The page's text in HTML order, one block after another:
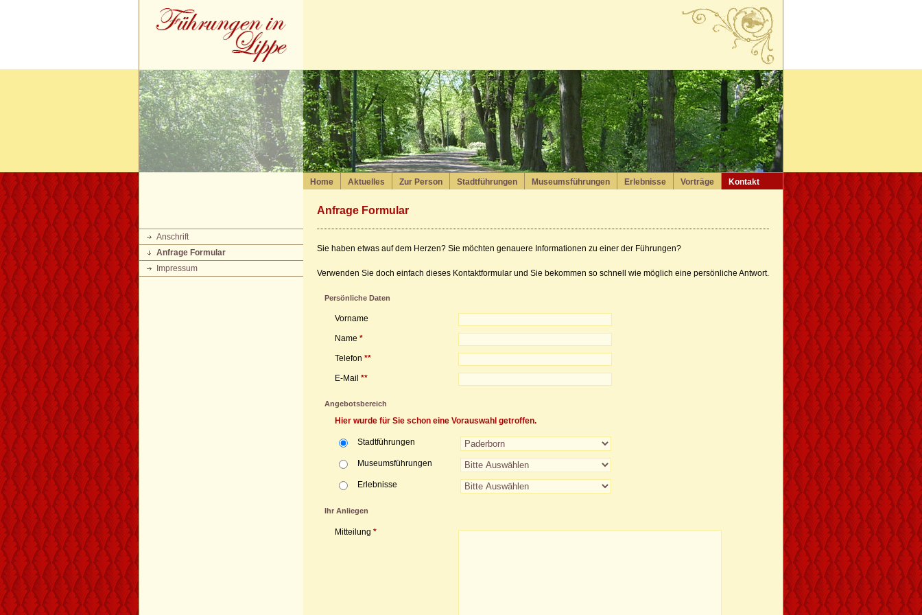
Home Aktuelles Zur Person Stadtführungen Museumsführungen Erlebnisse Vorträge Kontakt
Anfrage Formular
Sie haben etwas auf dem Herzen? Sie möchten genauere Informationen zu einer der Führungen?
Verwenden Sie doch einfach dieses Kontaktformular und Sie bekommen so schnell wie möglich eine persönliche Antwort.
Persönliche Daten
Vorname
Name *
Telefon **
E-Mail **
Angebotsbereich
Hier wurde für Sie schon eine Vorauswahl getroffen.
Stadtführungen
Museumsführungen
Erlebnisse
Ihr Anliegen
Mitteilung *
Anschrift
Anfrage Formular
Impressum